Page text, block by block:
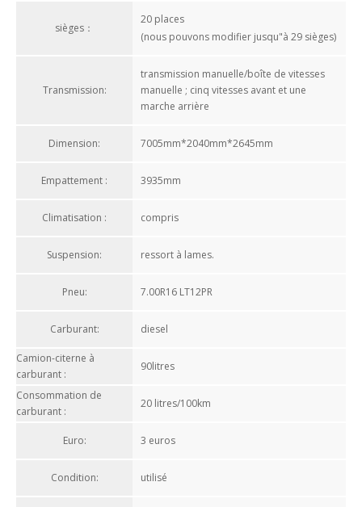
sièges：
20 places
(nous pouvons modifier jusqu"à 29 sièges)
Transmission:
transmission manuelle/boîte de vitesses
manuelle ; cinq vitesses avant et une
marche arrière
Dimension: 7005mm*2040mm*2645mm
Empattement : 3935mm
Climatisation : compris
Suspension: ressort à lames.
Pneu: 7.00R16 LT12PR
Carburant: diesel
Camion-citerne à
carburant :
90litres
Consommation de
carburant :
20 litres/100km
Euro: 3 euros
Condition: utilisé